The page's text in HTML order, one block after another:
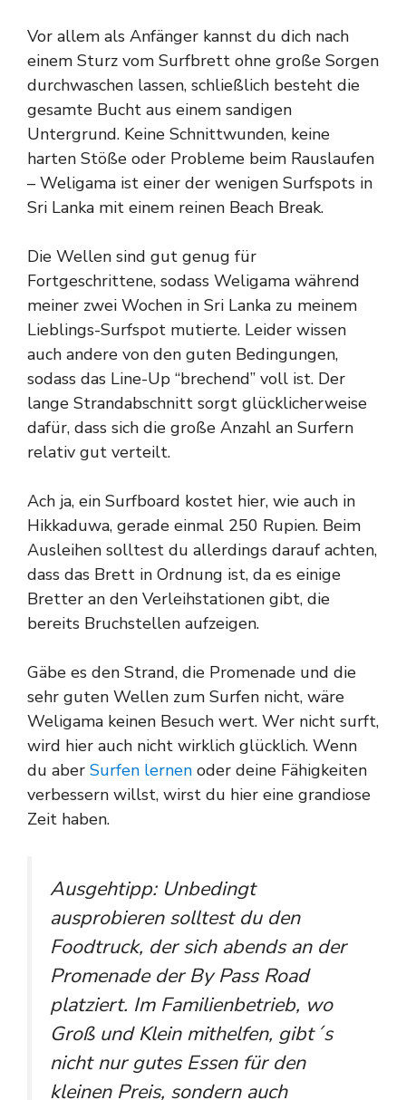
Vor allem als Anfänger kannst du dich nach
einem Sturz vom Surfbrett ohne große Sorgen
durchwaschen lassen, schließlich besteht die
gesamte Bucht aus einem sandigen
Untergrund. Keine Schnittwunden, keine
harten Stöße oder Probleme beim Rauslaufen
– Weligama ist einer der wenigen Surfspots in
Sri Lanka mit einem reinen Beach Break.
Die Wellen sind gut genug für
Fortgeschrittene, sodass Weligama während
meiner zwei Wochen in Sri Lanka zu meinem
Lieblings-Surfspot mutierte. Leider wissen
auch andere von den guten Bedingungen,
sodass das Line-Up “brechend” voll ist. Der
lange Strandabschnitt sorgt glücklicherweise
dafür, dass sich die große Anzahl an Surfern
relativ gut verteilt.
Ach ja, ein Surfboard kostet hier, wie auch in
Hikkaduwa, gerade einmal 250 Rupien. Beim
Ausleihen solltest du allerdings darauf achten,
dass das Brett in Ordnung ist, da es einige
Bretter an den Verleihstationen gibt, die
bereits Bruchstellen aufzeigen.
Gäbe es den Strand, die Promenade und die
sehr guten Wellen zum Surfen nicht, wäre
Weligama keinen Besuch wert. Wer nicht surft,
wird hier auch nicht wirklich glücklich. Wenn
du aber Surfen lernen oder deine Fähigkeiten
verbessern willst, wirst du hier eine grandiose
Zeit haben.
Ausgehtipp: Unbedingt
ausprobieren solltest du den
Foodtruck, der sich abends an der
Promenade der By Pass Road
platziert. Im Familienbetrieb, wo
Groß und Klein mithelfen, gibt´s
nicht nur gutes Essen für den
kleinen Preis, sondern auch